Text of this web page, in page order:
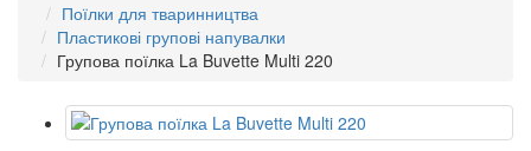
Поїлки для тваринництва
Пластикові групові напувалки
Групова поїлка La Buvette Multi 220